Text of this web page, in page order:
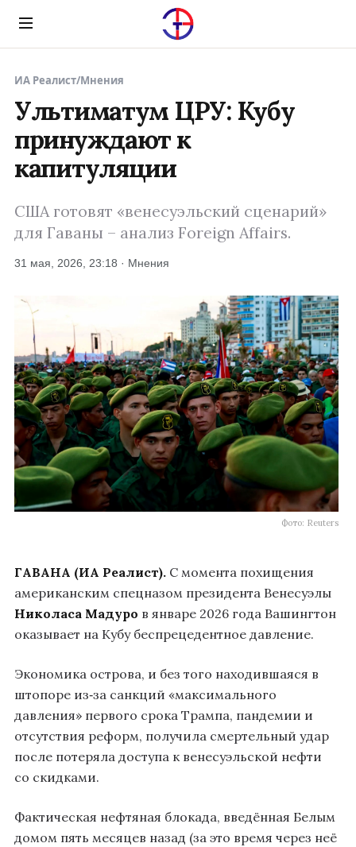
Menu
ИА Реалист/Мнения
Ультиматум ЦРУ: Кубу
принуждают к
капитуляции
США готовят «венесуэльский сценарий»
для Гаваны – анализ Foreign Affairs.
31 мая, 2026, 23:18 · Мнения
Фото: Reuters
ГАВАНА (ИА Реалист). С момента похищения
американским спецназом президента Венесуэлы
Николаса Мадуро в январе 2026 года Вашингтон
оказывает на Кубу беспрецедентное давление.
Экономика острова, и без того находившаяся в
штопоре из‑за санкций «максимального
давления» первого срока Трампа, пандемии и
отсутствия реформ, получила смертельный удар
после потеряла доступа к венесуэльской нефти
со скидками.
Фактическая нефтяная блокада, введённая Белым
домом пять месяцев назад (за это время через неё